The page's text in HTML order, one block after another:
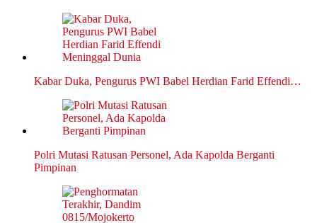
Kabar Duka, Pengurus PWI Babel Herdian Farid Effendi…
Polri Mutasi Ratusan Personel, Ada Kapolda Berganti
Pimpinan